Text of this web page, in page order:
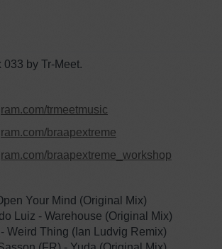
033 by Tr-Meet.
trmeetmusic
braapextreme
braapextreme_workshop
Your Mind (Original Mix)
Luiz - Warehouse (Original Mix)
Weird Thing (Ian Ludvig Remix)